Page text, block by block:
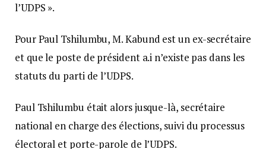
l’UDPS ».
Pour Paul Tshilumbu, M. Kabund est un ex-secrétaire
et que le poste de président a.i n’existe pas dans les
statuts du parti de l’UDPS.
Paul Tshilumbu était alors jusque-là, secrétaire
national en charge des élections, suivi du processus
électoral et porte-parole de l’UDPS.